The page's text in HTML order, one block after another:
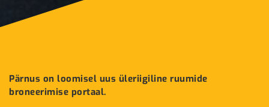
Pärnus on loomisel uus üleriigiline ruumide
broneerimise portaal.